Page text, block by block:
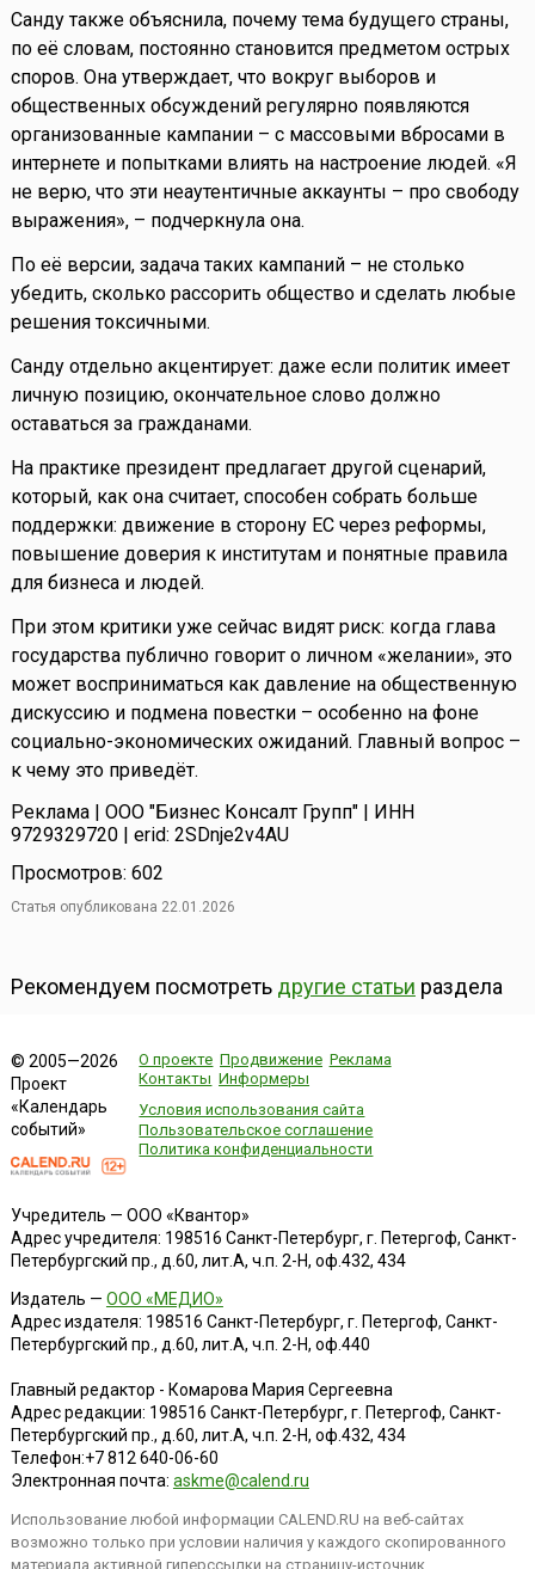
Санду также объяснила, почему тема будущего страны,
по её словам, постоянно становится предметом острых
споров. Она утверждает, что вокруг выборов и
общественных обсуждений регулярно появляются
организованные кампании – с массовыми вбросами в
интернете и попытками влиять на настроение людей. «Я
не верю, что эти неаутентичные аккаунты – про свободу
выражения», – подчеркнула она.
По её версии, задача таких кампаний – не столько
убедить, сколько рассорить общество и сделать любые
решения токсичными.
Санду отдельно акцентирует: даже если политик имеет
личную позицию, окончательное слово должно
оставаться за гражданами.
На практике президент предлагает другой сценарий,
который, как она считает, способен собрать больше
поддержки: движение в сторону ЕС через реформы,
повышение доверия к институтам и понятные правила
для бизнеса и людей.
При этом критики уже сейчас видят риск: когда глава
государства публично говорит о личном «желании», это
может восприниматься как давление на общественную
дискуссию и подмена повестки – особенно на фоне
социально-экономических ожиданий. Главный вопрос –
к чему это приведёт.
Реклама | ООО "Бизнес Консалт Групп" | ИНН
9729329720 | erid: 2SDnje2v4AU
Просмотров: 602
Статья опубликована 22.01.2026
Рекомендуем посмотреть другие статьи раздела
© 2005—2026
Проект
«Календарь
событий»
О проекте Продвижение Реклама
Контакты Информеры
Условия использования сайта
Пользовательское соглашение
Политика конфиденциальности
Учредитель — ООО «Квантор»
Адрес учредителя: 198516 Санкт-Петербург, г. Петергоф, Санкт-
Петербургский пр., д.60, лит.А, ч.п. 2-Н, оф.432, 434
Издатель — ООО «МЕДИО»
Адрес издателя: 198516 Санкт-Петербург, г. Петергоф, Санкт-
Петербургский пр., д.60, лит.А, ч.п. 2-Н, оф.440
Главный редактор - Комарова Мария Сергеевна
Адрес редакции: 198516 Санкт-Петербург, г. Петергоф, Санкт-
Петербургский пр., д.60, лит.А, ч.п. 2-Н, оф.432, 434
Телефон:+7 812 640-06-60
Электронная почта: askme@calend.ru
Использование любой информации CALEND.RU на веб-сайтах
возможно только при условии наличия у каждого скопированного
материала активной гиперссылки на страницу-источник.